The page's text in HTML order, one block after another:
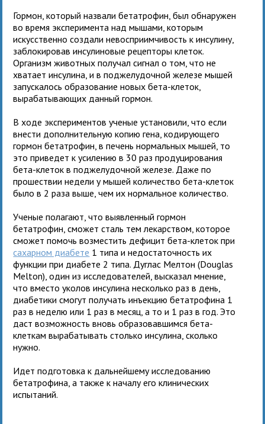
Гормон, который назвали бетатрофин, был обнаружен
во время эксперимента над мышами, которым
искусственно создали невосприимчивость к инсулину,
заблокировав инсулиновые рецепторы клеток.
Организм животных получал сигнал о том, что не
хватает инсулина, и в поджелудочной железе мышей
запускалось образование новых бета-клеток,
вырабатывающих данный гормон.
В ходе экспериментов ученые установили, что если
внести дополнительную копию гена, кодирующего
гормон бетатрофин, в печень нормальных мышей, то
это приведет к усилению в 30 раз продуцирования
бета-клеток в поджелудочной железе. Даже по
прошествии недели у мышей количество бета-клеток
было в 2 раза выше, чем их нормальное количество.
Ученые полагают, что выявленный гормон
бетатрофин, сможет сталь тем лекарством, которое
сможет помочь возместить дефицит бета-клеток при
сахарном диабете 1 типа и недостаточность их
функции при диабете 2 типа. Дуглас Мелтон (Douglas
Melton), один из исследователей, высказал мнение,
что вместо уколов инсулина несколько раз в день,
диабетики смогут получать инъекцию бетатрофина 1
раз в неделю или 1 раз в месяц, а то и 1 раз в год. Это
даст возможность вновь образовавшимся бета-
клеткам вырабатывать столько инсулина, сколько
нужно.
Идет подготовка к дальнейшему исследованию
бетатрофина, а также к началу его клинических
испытаний.